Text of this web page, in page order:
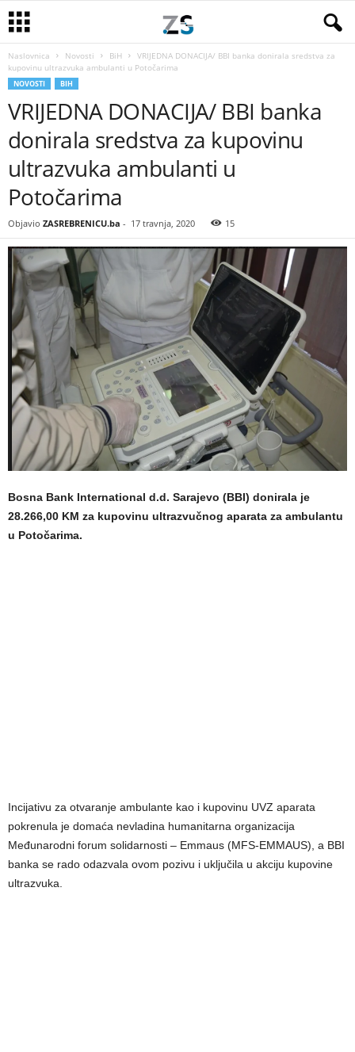
Naslovnica Novosti BiH
VRIJEDNA DONACIJA/ BBI banka donirala sredstva za
kupovinu ultrazvuka ambulanti u Potočarima
NOVOSTI BIH
VRIJEDNA DONACIJA/ BBI banka
donirala sredstva za kupovinu
ultrazvuka ambulanti u
Potočarima
Objavio ZASREBRENICU.ba - 17 travnja, 2020 15
Bosna Bank International d.d. Sarajevo (BBI) donirala je
28.266,00 KM za kupovinu ultrazvučnog aparata za ambulantu
u Potočarima.
Incijativu za otvaranje ambulante kao i kupovinu UVZ aparata
pokrenula je domaća nevladina humanitarna organizacija
Međunarodni forum solidarnosti – Emmaus (MFS-EMMAUS), a BBI
banka se rado odazvala ovom pozivu i uključila u akciju kupovine
ultrazvuka.